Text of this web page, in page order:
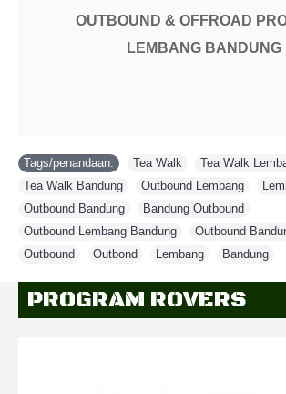
OUTBOUND & OFFROAD
LEMBANG BANDUNG
Tags/penandaan: Tea Walk Tea Walk
Tea Walk Bandung
Outbound Lembang
Outbound Bandung
Bandung Outbound
Outbound Lembang Bandung
Outbound
Outbound
Outbond Lembang Bandung
PROGRAM ROVERS